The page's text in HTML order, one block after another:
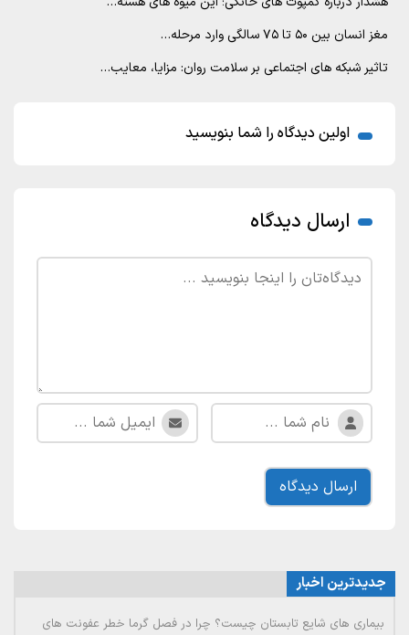
مغز انسان بین ۵۰ تا ۷۵ سالگی وارد مرحله…
تاثیر شبکه های اجتماعی بر سلامت روان: مزایا، معایب…
اولین دیدگاه را شما بنویسید
ارسال دیدگاه
جدیدترین اخبار
بیماری های شایع تابستان چیست؟ چرا در فصل گرما خطر عفونت های